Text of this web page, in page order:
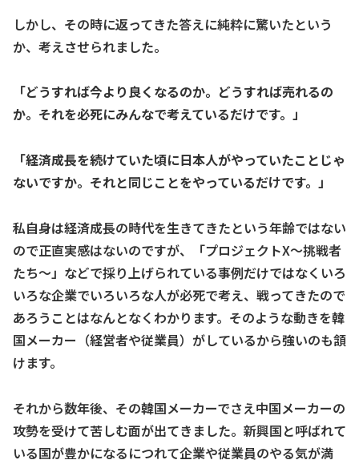
しかし、その時に返ってきた答えに純粋に驚いたという
か、考えさせられました。
「どうすれば今より良くなるのか。どうすれば売れるの
か。それを必死にみんなで考えているだけです。」
「経済成長を続けていた頃に日本人がやっていたことじゃ
ないですか。それと同じことをやっているだけです。」
私自身は経済成長の時代を生きてきたという年齢ではない
ので正直実感はないのですが、「プロジェクトX～挑戦者
たち～」などで採り上げられている事例だけではなくいろ
いろな企業でいろいろな人が必死で考え、戦ってきたので
あろうことはなんとなくわかります。そのような動きを韓
国メーカー（経営者や従業員）がしているから強いのも頷
けます。
それから数年後、その韓国メーカーでさえ中国メーカーの
攻勢を受けて苦しむ面が出てきました。新興国と呼ばれて
いる国が豊かになるにつれて企業や従業員のやる気が満